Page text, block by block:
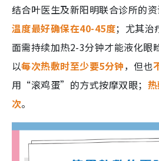
结合叶医生及新阳明联合诊所的资
温度最好确保在40-45度；尤其治
面需持续加热2-3分钟才能液化眼
以每次热敷时至少要5分钟，但也
用“滚鸡蛋”的方式按摩双眼；
次。